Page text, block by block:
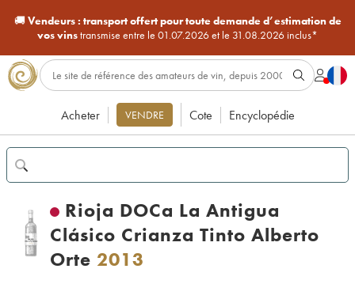
🚚Vendeurs : transport offert pour toute demande d’estimation de
vos vinstransmise entre le 01.07.2026 et le 31.08.2026 inclus*
Acheter VENDRE Cote Encyclopédie
Rioja DOCa La Antigua
Clásico Crianza Tinto Alberto
Orte 2013